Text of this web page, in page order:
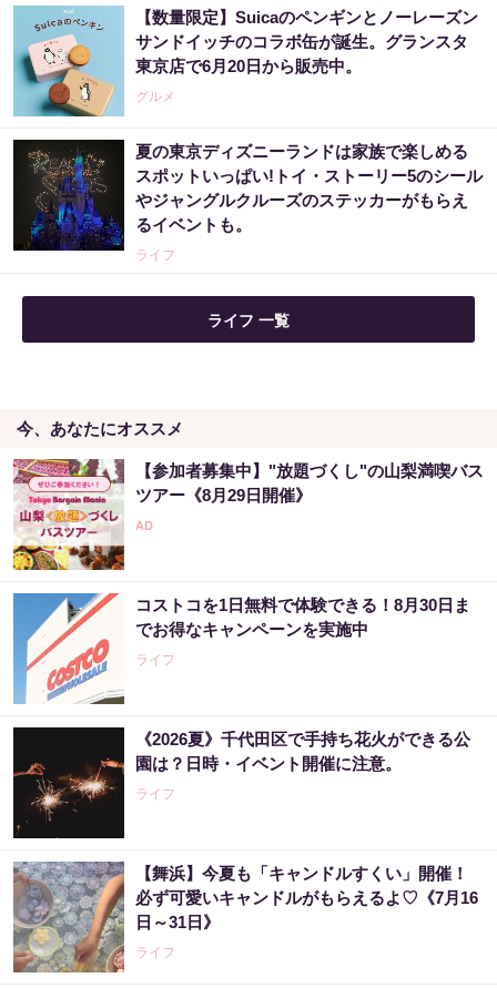
【数量限定】Suicaのペンギンとノーレーズン
サンドイッチのコラボ缶が誕生。グランスタ
東京店で6月20日から販売中。
グルメ
夏の東京ディズニーランドは家族で楽しめる
スポットいっぱい!トイ・ストーリー5のシール
やジャングルクルーズのステッカーがもらえ
るイベントも。
ライフ
ライフ 一覧
今、あなたにオススメ
【参加者募集中】"放題づくし"の山梨満喫バス
ツアー《8月29日開催》
コストコを1日無料で体験できる！8月30日ま
でお得なキャンペーンを実施中
ライフ
《2026夏》千代田区で手持ち花火ができる公
園は？日時・イベント開催に注意。
ライフ
【舞浜】今夏も「キャンドルすくい」開催！
必ず可愛いキャンドルがもらえるよ♡《7月16
日～31日》
ライフ